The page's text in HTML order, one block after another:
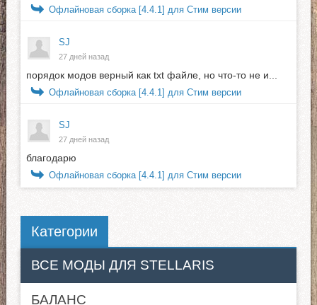
Офлайновая сборка [4.4.1] для Стим версии
SJ
27 дней назад
порядок модов верный как txt файле, но что-то не и...
Офлайновая сборка [4.4.1] для Стим версии
SJ
27 дней назад
благодарю
Офлайновая сборка [4.4.1] для Стим версии
Категории
ВСЕ МОДЫ ДЛЯ STELLARIS
БАЛАНС